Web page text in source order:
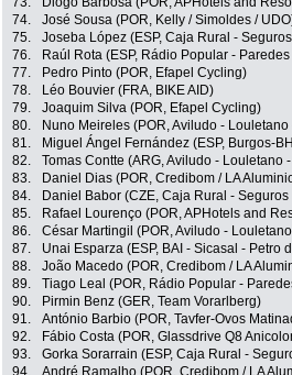
74.
José Sousa (POR, Kelly / Simoldes /
75.
Joseba López (ESP, Caja Rural -
76.
Raúl Rota (ESP, Rádio Popular -
77.
Pedro Pinto (POR, Efapel Cycling)
78.
Léo Bouvier (FRA, BIKE AID)
79.
Joaquim Silva (POR, Efapel Cycling)
80.
Nuno Meireles (POR, Aviludo -
81.
Miguel Ángel Fernández (ESP, Burgos-
82.
Tomas Contte (ARG, Aviludo - Louletano
83.
Daniel Dias (POR, Credibom / LA
84.
Daniel Babor (CZE, Caja Rural - Seguros
85.
Rafael Lourenço (POR, APHotels and
86.
César Martingil (POR, Aviludo -
87.
Unai Esparza (ESP, BAI - Sicasal - Petro
88.
João Macedo (POR, Credibom / LA
89.
Tiago Leal (POR, Rádio Popular -
90.
Pirmin Benz (GER, Team Vorarlberg)
91.
António Barbio (POR, Tavfer-Ovos
92.
Fábio Costa (POR, Glassdrive Q8
93.
Gorka Sorarrain (ESP, Caja Rural -